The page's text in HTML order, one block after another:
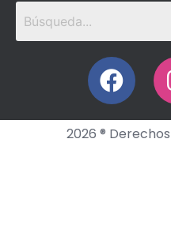
2026 ®